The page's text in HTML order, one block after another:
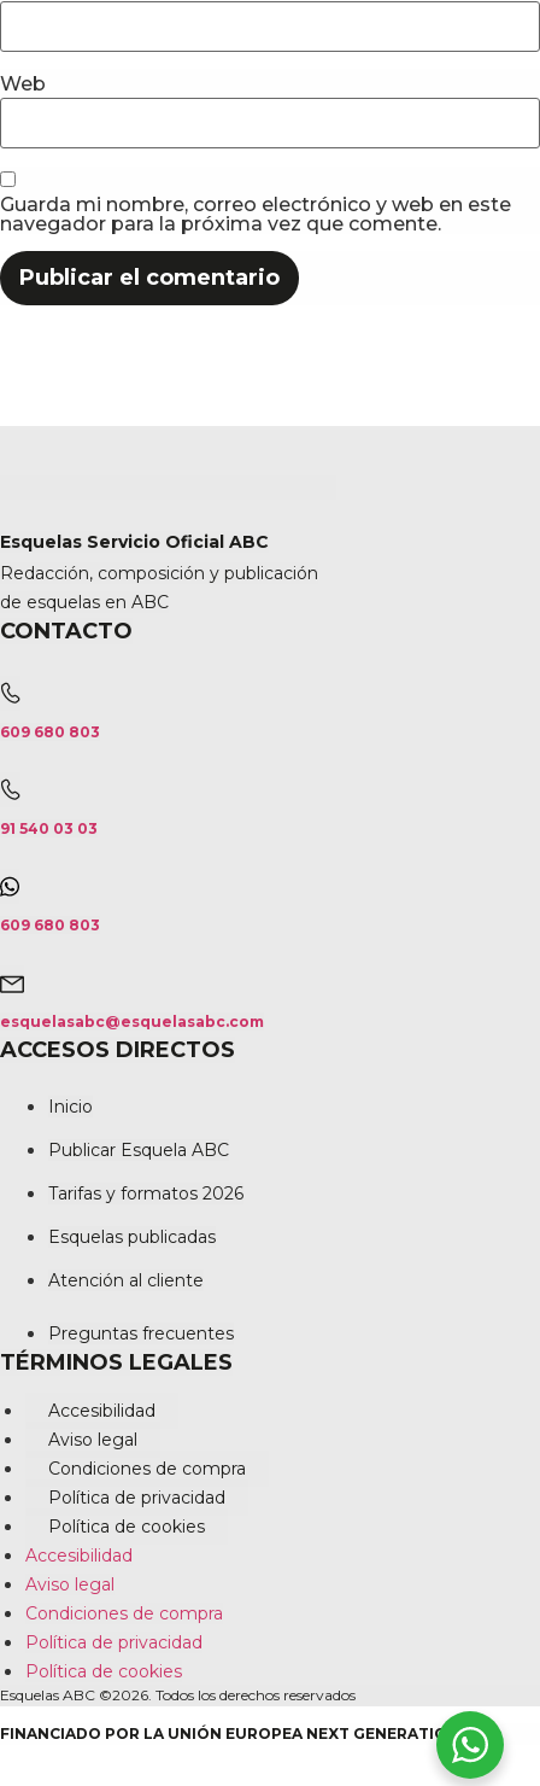
Web
Guarda mi nombre, correo electrónico y web en este
navegador para la próxima vez que comente.
Esquelas Servicio Oficial ABC
Redacción, composición y publicación
de esquelas en ABC
CONTACTO
609 680 803
91 540 03 03
609 680 803
esquelasabc@esquelasabc.com
ACCESOS DIRECTOS
Inicio
Publicar Esquela ABC
Tarifas y formatos 2026
Esquelas publicadas
Atención al cliente
Preguntas frecuentes
TÉRMINOS LEGALES
Accesibilidad
Aviso legal
Condiciones de compra
Política de privacidad
Política de cookies
Accesibilidad
Aviso legal
Condiciones de compra
Política de privacidad
Política de cookies
Esquelas ABC ©2026. Todos los derechos reservados
FINANCIADO POR LA UNIÓN EUROPEA NEXT GENERATION EU